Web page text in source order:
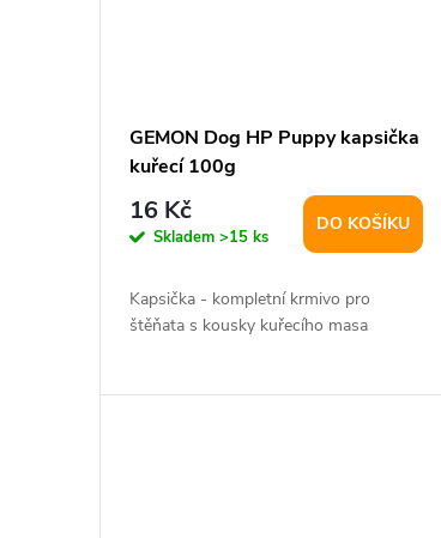
GEMON Dog HP Puppy kapsička
kuřecí 100g
16 Kč
Skladem >15 ks
DO KOŠÍKU
Kapsička - kompletní krmivo pro
štěňata s kousky kuřecího masa